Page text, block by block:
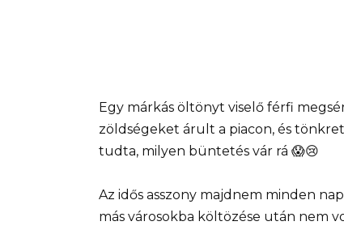
Egy márkás öltönyt viselő férfi
zöldségeket árult a piacon, és
tudta, milyen büntetés vár rá 😱😢
Az idős asszony majdnem minden
más városokba költözése után nem